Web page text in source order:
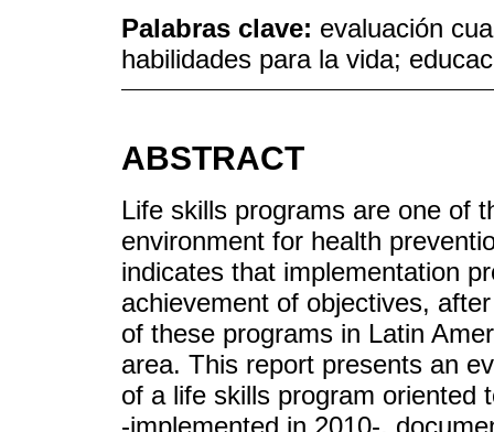
Palabras clave: evaluación
habilidades para la vida;
ABSTRACT
Life skills programs are one of
environment for health
indicates that implementation
achievement of objectives,
of these programs in Latin
area. This report presents an
of a life skills program oriented
-implemented in 2010-,